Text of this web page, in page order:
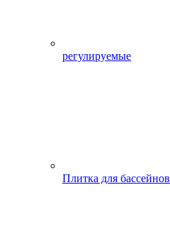
регулируемые
Плитка для бассейнов